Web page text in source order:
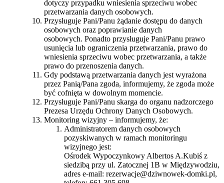
dotyczy przypadku wniesienia sprzeciwu wobec
przetwarzania danych osobowych.
Przysługuje Pani/Panu żądanie dostępu do danych
osobowych oraz poprawianie danych
osobowych. Ponadto przysługuje Pani/Panu prawo
usunięcia lub ograniczenia przetwarzania, prawo do
wniesienia sprzeciwu wobec przetwarzania, a także
prawo do przenoszenia danych.
Gdy podstawą przetwarzania danych jest wyrażona
przez Panią/Pana zgoda, informujemy, że zgoda może
być cofnięta w dowolnym momencie.
Przysługuje Pani/Panu skarga do organu nadzorczego
Prezesa Urzędu Ochrony Danych Osobowych.
Monitoring wizyjny – informujemy, że:
Administratorem danych osobowych
pozyskiwanych w ramach monitoringu
wizyjnego jest:
Ośrodek Wypoczynkowy Albertos A.Kubiś z
siedzibą przy ul. Zatocznej 1B w Międzywodziu,
adres e-mail: rezerwacje@dziwnowek-domki.pl,